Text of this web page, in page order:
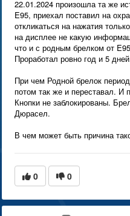
22.01.2024 произошла та же
E95, приехал поставил на
откликаться на нажатия
на дисплее не какую
что и с родным брелком от
Проработал ровно год и 5
При чем Родной брелок
потом так же и переставал. И
Кнопки не заблокированы.
Дюрасел.
В чем может быть причина
0 0